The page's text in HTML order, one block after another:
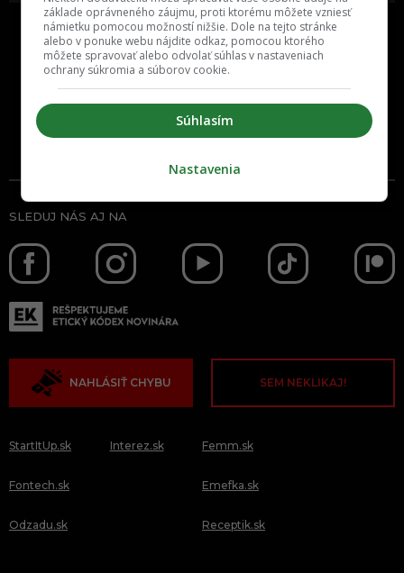
Inzercia Cenník
SLEDUJ NÁS AJ NA
NAHLÁSIŤ CHYBU SEM NEKLIKAJ!
StartItUp.sk
Fontech.sk
Odzadu.sk
Interez.sk Femm.sk
Emefka.sk
Receptik.sk
základe oprávneného záujmu, proti ktorému môžete vzniesť
námietku pomocou možností nižšie. Dole na tejto stránke
alebo v ponuke webu nájdite odkaz, pomocou ktorého
môžete spravovať alebo odvolať súhlas v nastaveniach
ochrany súkromia a súborov cookie.
Súhlasím
Nastavenia